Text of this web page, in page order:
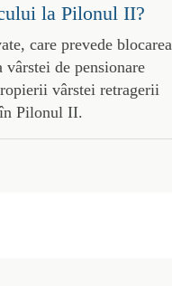
la Pilonul II?
care prevede blocarea
de pensionare
vârstei retragerii
Pilonul II.